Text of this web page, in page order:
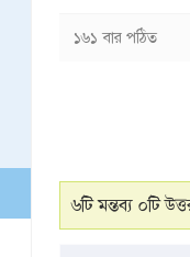
১৬১ বার পঠিত
৬টি মন্তব্য ০টি